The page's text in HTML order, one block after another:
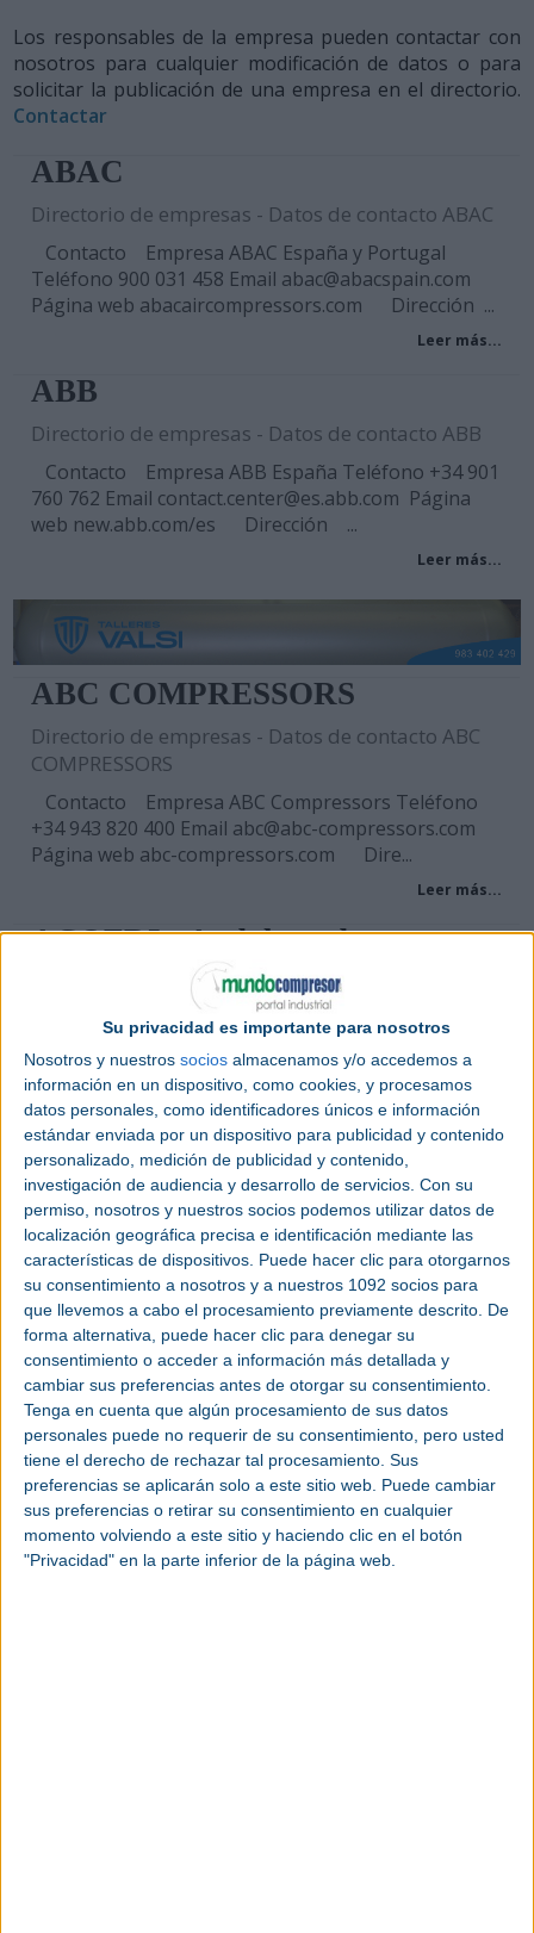
Su privacidad es importante para nosotros
Nosotros y nuestros socios almacenamos y/o accedemos a
información en un dispositivo, como cookies, y procesamos
datos personales, como identificadores únicos e información
estándar enviada por un dispositivo para publicidad y contenido
personalizado, medición de publicidad y contenido,
investigación de audiencia y desarrollo de servicios. Con su
permiso, nosotros y nuestros socios podemos utilizar datos de
localización geográfica precisa e identificación mediante las
características de dispositivos. Puede hacer clic para otorgarnos
su consentimiento a nosotros y a nuestros 1092 socios para
que llevemos a cabo el procesamiento previamente descrito. De
forma alternativa, puede hacer clic para denegar su
consentimiento o acceder a información más detallada y
cambiar sus preferencias antes de otorgar su consentimiento.
Tenga en cuenta que algún procesamiento de sus datos
personales puede no requerir de su consentimiento, pero usted
tiene el derecho de rechazar tal procesamiento. Sus
preferencias se aplicarán solo a este sitio web. Puede cambiar
sus preferencias o retirar su consentimiento en cualquier
momento volviendo a este sitio y haciendo clic en el botón
"Privacidad" en la parte inferior de la página web.
Los responsables de la empresa pueden contactar con
nosotros para cualquier modificación de datos o para
solicitar la publicación de una empresa en el directorio.
Contactar
ABAC
Directorio de empresas - Datos de contacto ABAC
Contacto Empresa ABAC España y Portugal
Teléfono 900 031 458 Email abac@abacspain.com
Página web abacaircompressors.com Dirección ...
Leer más...
ABB
Directorio de empresas - Datos de contacto ABB
Contacto Empresa ABB España Teléfono +34 901
760 762 Email contact.center@es.abb.com Página
web new.abb.com/es Dirección ...
Leer más...
ABC COMPRESSORS
Directorio de empresas - Datos de contacto ABC
COMPRESSORS
Contacto Empresa ABC Compressors Teléfono
+34 943 820 400 Email abc@abc-compressors.com
Página web abc-compressors.com Dire...
Leer más...
ACOFRI - Andaluza de
Compresores y Frío
Directorio de empresas - Datos de contacto
ACOFRI - Andaluza de Compresores y Frío
Contacto Empresa ACOFRI Teléfono
955060475 Email INFO@ACOFRI.COM Página web
ACOFRI.COM Direc...
AERZEN IBÉRICA
Directorio de empresas - Datos de contacto
AERZEN IBÉRICA
Contacto Empresa Aerzen Ibérica, S.A.U. Teléfono
+34 91 642 44 50 Email info@aerzen.com Página
web www.aerzen.com/es.html D...
Leer más...
AF COMPRESSORS
Directorio de empresas - Datos de contacto AF
COMPRESSORS
Contacto Empresa Ateliers François S.A. Teléfono